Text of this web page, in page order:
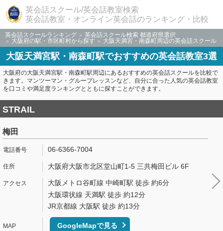
英会話スクール/英会話教室検索
英会話教室・オンライン英会話のランキング・比較
英会話スクールランキング
英会話スクール検索 都道府県選択
大阪府の駅・市区町村から探す
大阪天満宮・南森町周辺の英会話スクール
大阪天満宮駅・南森町駅でおすすめの英会話教室3選
大阪府の大阪天満宮駅・南森町駅周辺にあるおすすめの英会話スクールを比較で
きます。マンツーマン・グループレッスンなど、自分に合った人気の英会話教室
を口コミや満足度ランキングとともに探すことができます。
STRAIL
梅田
06-6366-7004
大阪府大阪市北区堂山町1-5 三共梅田ビル 6F
大阪メトロ谷町線 中崎町駅 徒歩 約6分
大阪環状線 天満駅 徒歩 約12分
JR京都線 大阪駅 徒歩 約13分
GoogleMapで見る